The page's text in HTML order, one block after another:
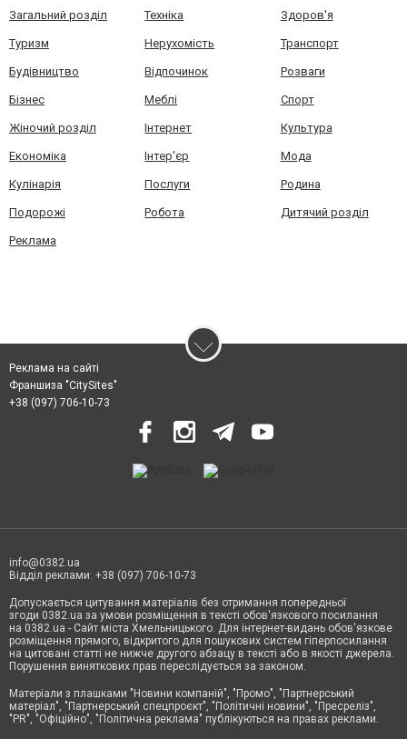
Загальний розділ Техніка Здоров'я
Туризм Нерухомість Транспорт
Будівництво Відпочинок Розваги
Бізнес Меблі Спорт
Жіночий розділ Інтернет Культура
Економіка Інтер'єр Мода
Кулінарія Послуги Родина
Подорожі Робота Дитячий розділ
Реклама
Реклама на сайті
Франшиза "CitySites"
+38 (097) 706-10-73
info@0382.ua
Відділ реклами: +38 (097) 706-10-73
Допускається цитування матеріалів без отримання попередньої
згоди 0382.ua за умови розміщення в тексті обов'язкового посилання
на 0382.ua - Сайт міста Хмельницького. Для інтернет-видань обов'язкове
розміщення прямого, відкритого для пошукових систем гіперпосилання
на цитовані статті не нижче другого абзацу в тексті або в якості джерела.
Порушення виняткових прав переслідується за законом.
Матеріали з плашками "Новини компаній", "Промо", "Партнерський
матеріал", "Партнерський спецпроєкт", "Політичні новини", "Пресреліз",
"PR", "Офіційно", "Політична реклама" публікуються на правах реклами.